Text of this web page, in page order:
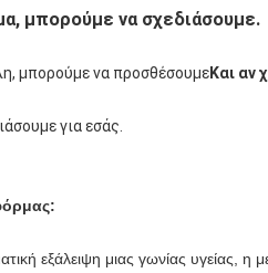
μπορούμε να σχεδιάσουμε.
μπορούμε να προσθέσουμεΚαι αν
για εσάς.
εξάλειψη μιας γωνίας υγείας, η